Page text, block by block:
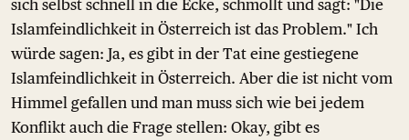
sich selbst schnell in die Ecke, schmollt und sagt: "Die
Islamfeindlichkeit in Österreich ist das Problem." Ich
würde sagen: Ja, es gibt in der Tat eine gestiegene
Islamfeindlichkeit in Österreich. Aber die ist nicht vom
Himmel gefallen und man muss sich wie bei jedem
Konflikt auch die Frage stellen: Okay, gibt es